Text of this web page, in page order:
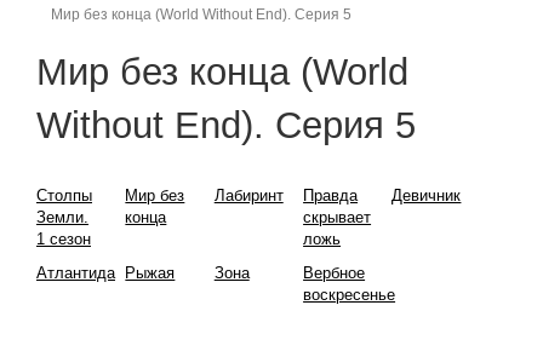
Мир без конца (World Without End). Серия 5
Мир без конца (World
Without End). Серия 5
Столпы
Земли.
1 сезон
Мир без
конца
Лабиринт
Правда
скрывает
ложь
Девичник
Атлантида Рыжая Зона
Вербное
воскресенье